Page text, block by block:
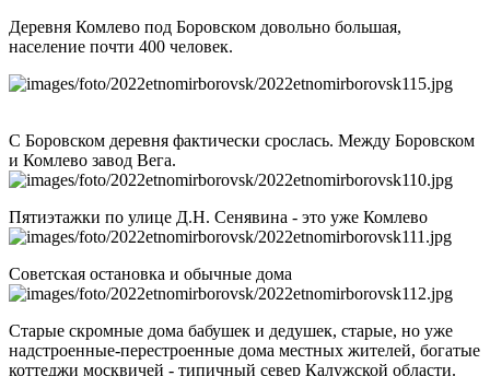
Деревня Комлево под Боровском довольно большая,
население почти 400 человек.
С Боровском деревня фактически срослась. Между Боровском
и Комлево завод Вега.
Пятиэтажки по улице Д.Н. Сенявина - это уже Комлево
Советская остановка и обычные дома
Старые скромные дома бабушек и дедушек, старые, но уже
надстроенные-перестроенные дома местных жителей, богатые
коттеджи москвичей - типичный север Калужской области.